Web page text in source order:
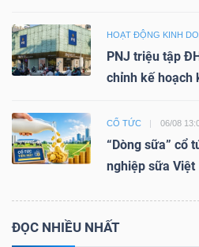
HOẠT ĐỘNG KINH
PNJ triệu tập
chỉnh kế hoạch
CỔ TỨC 06/08
“Dòng sữa” cổ
nghiệp sữa Việt
ĐỌC NHIỀU NHẤT